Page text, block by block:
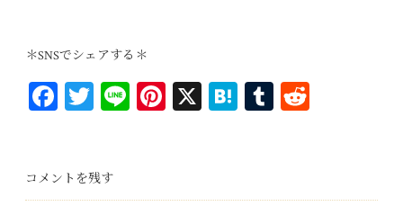
＊SNSでシェアする＊
Fa
ok
T
er
Li Pi X H T
コメントを残す